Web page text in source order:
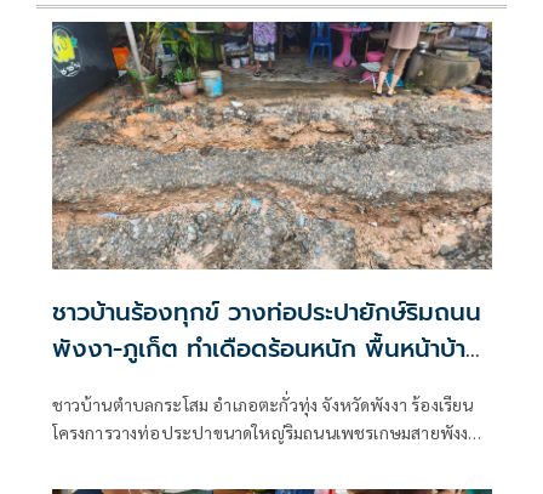
ชาวบ้านร้องทุกข์ วางท่อประปายักษ์ริมถนน
พังงา-ภูเก็ต ทำเดือดร้อนหนัก พื้นหน้าบ้าน
ชาวบ้านตำบลกระโสม อำเภอตะกั่วทุ่ง จังหวัดพังงา ร้องเรียน
โครงการวางท่อประปาขนาดใหญ่ริมถนนเพชรเกษมสายพังงา–
ส่งผลให้ขอบถนนทรุดเป็นแอ่ง การสัญจรเข้า-ออกบ้านเรือน